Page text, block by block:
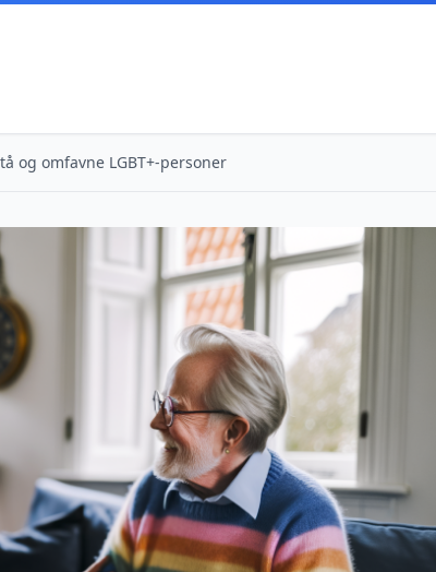
og omfavne LGBT+-personer